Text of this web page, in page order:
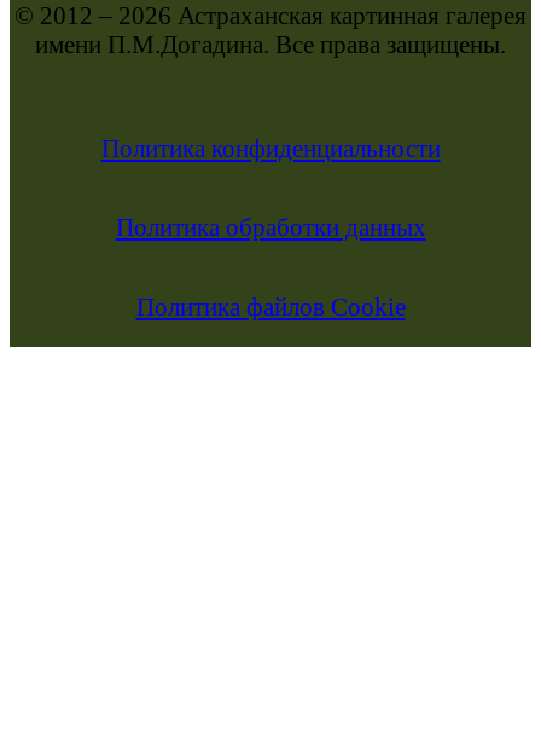
© 2012 – 2026 Астраханская картинная галерея
имени П.М.Догадина. Все права защищены.
Политика конфиденциальности
Политика обработки данных
Политика файлов Cookie